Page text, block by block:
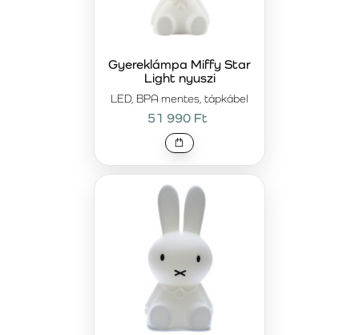
LED, BPA mentes, tápkábel
Gyereklámpa Miffy Star
Light nyuszi
51 990 Ft